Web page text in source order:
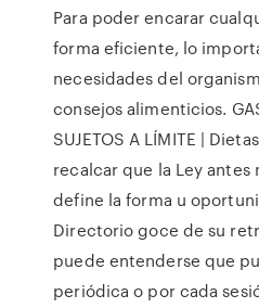
Para poder encarar
forma eficiente, lo
necesidades del
consejos alimenticios.
SUJETOS A LÍMITE |
recalcar que la Ley antes
define la forma u
Directorio goce de su
puede entenderse que
periódica o por cada